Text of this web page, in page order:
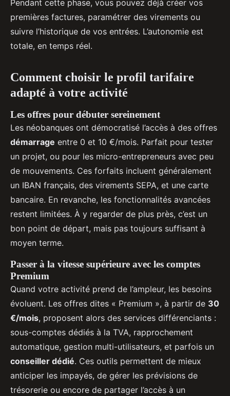
Pendant cette phase, vous pouvez déjà créer vos
premières factures, paramétrer des virements ou
suivre l’historique de vos entrées. L’autonomie est
totale, en temps réel.
Comment choisir le profil tarifaire
adapté à votre activité
Les offres pour débuter sereinement
Les néobanques ont démocratisé l’accès à des offres
démarrage entre 0 et 10 €/mois. Parfait pour tester
un projet, ou pour les micro-entrepreneurs avec peu
de mouvements. Ces forfaits incluent généralement
un IBAN français, des virements SEPA, et une carte
bancaire. En revanche, les fonctionnalités avancées
restent limitées. À y regarder de plus près, c’est un
bon point de départ, mais pas toujours suffisant à
moyen terme.
Passer à la vitesse supérieure avec les comptes
Premium
Quand votre activité prend de l’ampleur, les besoins
évoluent. Les offres dites « Premium », à partir de 30
€/mois, proposent alors des services différenciants :
sous-comptes dédiés à la TVA, rapprochement
automatique, gestion multi-utilisateurs, et parfois un
conseiller dédié. Ces outils permettent de mieux
anticiper les impayés, de gérer les prévisions de
trésorerie ou encore de partager l’accès à un